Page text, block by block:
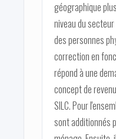
géographique
niveau du
des personnes
correction en
répond à une
concept de
SILC. Pour
sont additionnés